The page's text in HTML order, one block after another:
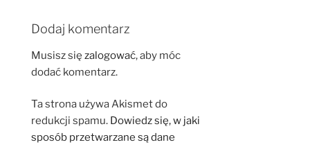
Dodaj komentarz
Musisz się zalogować, aby móc
dodać komentarz.
Ta strona używa Akismet do
redukcji spamu. Dowiedz się, w jaki
sposób przetwarzane są dane